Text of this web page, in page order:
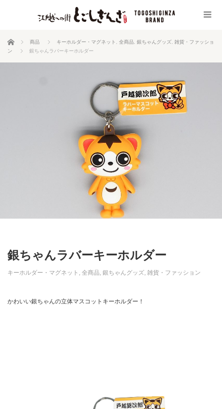
ホーム 商品 キーホルダー・マグネット 全商品 銀ちゃんグッズ 雑貨・ファッショ
ン
銀ちゃんラバーキーホルダー
銀ちゃんラバーキーホルダー
キーホルダー・マグネット , 全商品, 銀ちゃんグッズ, 雑貨・ファッション
かわいい銀ちゃんの立体マスコットキーホルダー！